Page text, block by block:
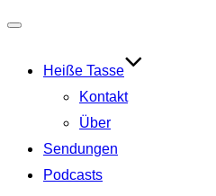
umschalten
Heiße Tasse
Kontakt
Über
Sendungen
Podcasts